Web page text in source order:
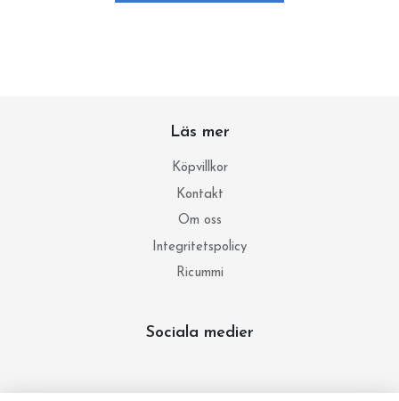
Läs mer
Köpvillkor
Kontakt
Om oss
Integritetspolicy
Ricummi
Sociala medier